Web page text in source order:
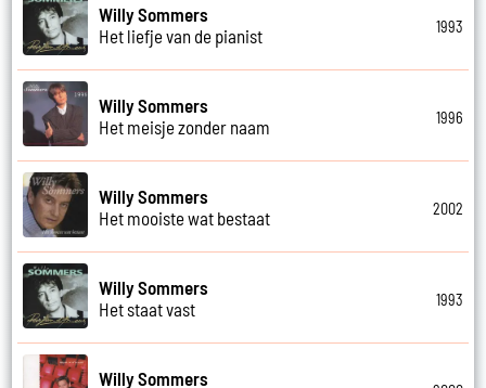
Willy Sommers
Het liefje van de pianist
1993
Willy Sommers
Het meisje zonder naam
1996
Willy Sommers
Het mooiste wat bestaat
2002
Willy Sommers
Het staat vast
1993
Willy Sommers